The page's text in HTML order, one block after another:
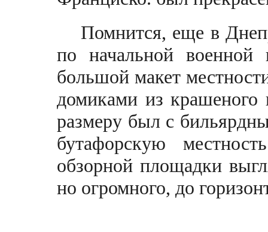
Помнится, еще в
по начальной военной
большой макет
домиками из крашеного
размеру был с
бутафорскую
обзорной площадки
но огромного, до